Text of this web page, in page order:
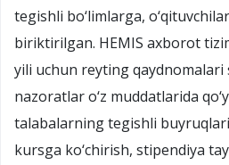
tegishli bo‘limlarga,
biriktirilgan. HEMIS axborot
yili uchun reyting
nazoratlar o‘z muddatlarida
talabalarning tegishli
kursga ko‘chirish, stipendiya